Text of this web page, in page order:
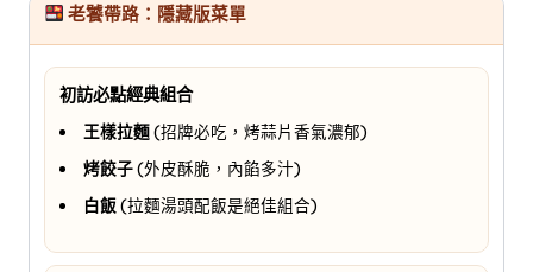
老饕帶路：隱藏版菜單
初訪必點經典組合
王樣拉麵(招牌必吃，烤蒜片香氣濃郁)
烤餃子(外皮酥脆，內餡多汁)
白飯(拉麵湯頭配飯是絕佳組合)